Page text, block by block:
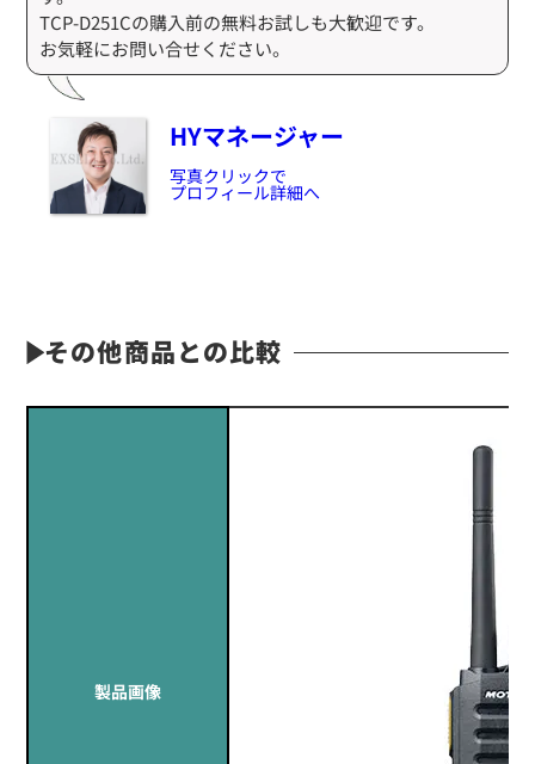
※EK-535-KW
※騒音下での使用に適しています
EK-567
HYマネージャー
写真クリックで
プロフィール詳細へ
TCP-D251Cの購入前の無料お試しも大歓迎です。
お気軽にお問い合せください。
その他商品との比較
製品画像